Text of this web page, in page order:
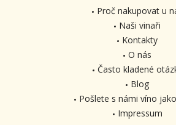
Proč nakupovat u
Naši vinaři
Kontakty
O nás
Často kladené
Blog
Pošlete s námi víno
Impressum